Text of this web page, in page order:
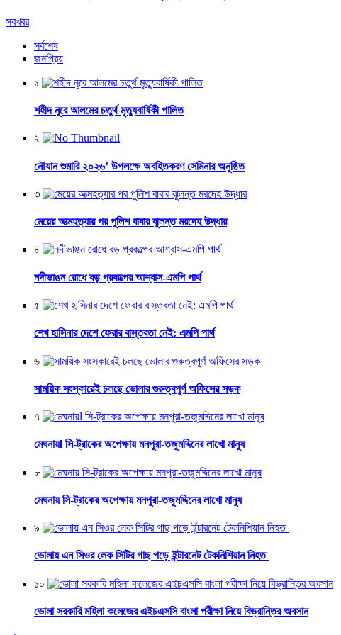
সবখবর
সর্বশেষ
জনপ্রিয়
১
শহীদ নূরে আলমের চতুর্থ মৃত্যুবার্ষিকী পালিত
২
নৌযান শুমারি ২০২৬’ উপলক্ষে অবহিতকরণ সেমিনার অনুষ্ঠিত
৩
মেয়ের আত্মহত্যার পর পুলিশ বাবার ঝুলন্ত মরদেহ উদ্ধার
৪
নদীভাঙন রোধে বড় প্রকল্পের আশ্বাস-এমপি পার্থ
৫
শেখ হাসিনার দেশে ফেরার বাস্তবতা নেই: এমপি পার্থ
৬
সাময়িক সংস্কারেই চলছে ভোলার গুরুত্বপূর্ণ অফিসের সড়ক
৭
মেঘনায়l সি-ট্রাকের অপেক্ষায় মনপুরা-তজুমদ্দিনের লাখো মানুষ
৮
মেঘনায় সি-ট্রাকের অপেক্ষায় মনপুরা-তজুমদ্দিনের লাখো মানুষ
৯
ভোলায় এন সিওর লেক সিটির গাছ পড়ে ইন্টারনেট টেকনিশিয়ান নিহত
১০
ভোলা সরকারি মহিলা কলেজের এইচএসসি বাংলা পরীক্ষা নিয়ে বিভ্রান্তির অবসান